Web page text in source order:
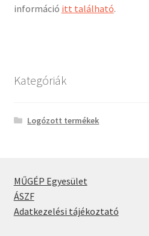
információ itt található.
Kategóriák
Logózott termékek
MŰGÉP Egyesület
ÁSZF
Adatkezelési tájékoztató